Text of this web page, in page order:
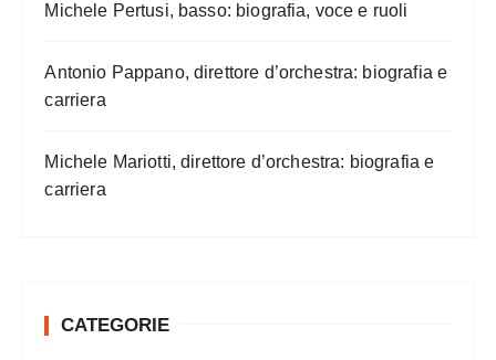
Michele Pertusi, basso: biografia, voce e ruoli
Antonio Pappano, direttore d’orchestra: biografia e
carriera
Michele Mariotti, direttore d’orchestra: biografia e
carriera
CATEGORIE